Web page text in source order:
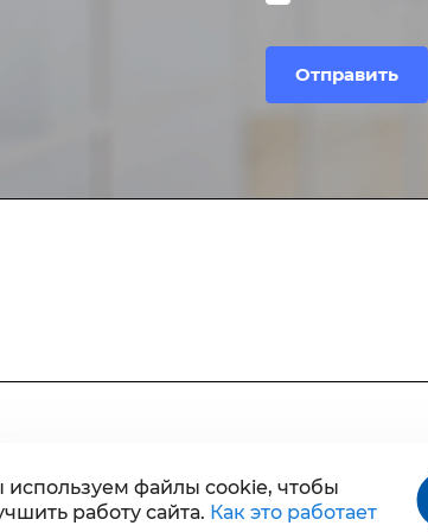
Отправить
файлы cookie, чтобы
работу сайта. Как это работает
Отчетность и бухгалтерия
Торги и закупки
Управление персоналом
для автоматизации бизнеса